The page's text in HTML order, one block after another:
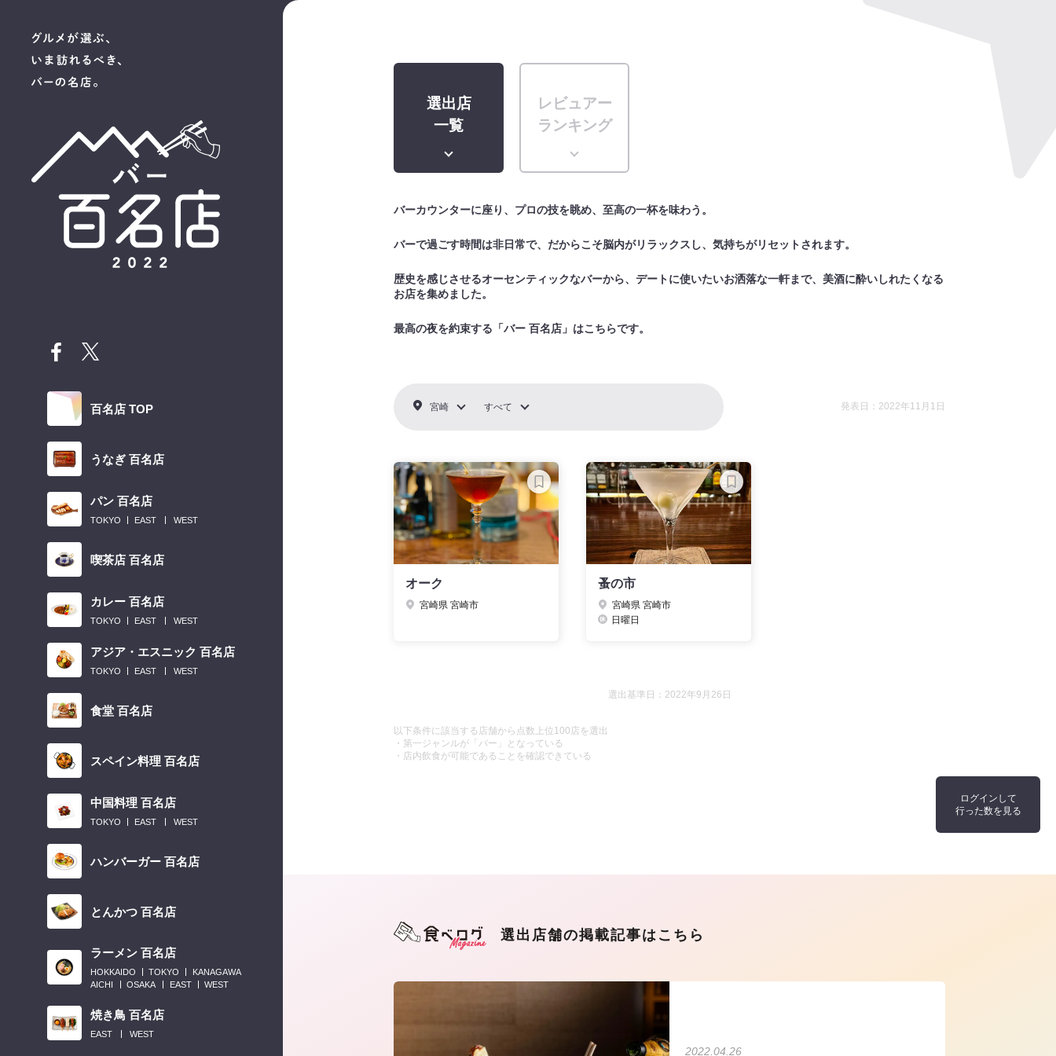
百名店 TOP
うなぎ 百名店
パン 百名店
TOKYO EAST WEST
喫茶店 百名店
カレー 百名店
TOKYO EAST WEST
アジア・エスニック 百名店
TOKYO EAST WEST
食堂 百名店
スペイン料理 百名店
中国料理 百名店
TOKYO EAST WEST
ハンバーガー 百名店
とんかつ 百名店
ラーメン 百名店
HOKKAIDO TOKYO
KANAGAWA
AICHI
OSAKA EAST WEST
焼き鳥 百名店
EAST WEST
選出店
一覧
レビュアー
ランキング
バーカウンターに座り、プロの技を眺め、至高の一杯を味わう。
バーで過ごす時間は非日常で、だからこそ脳内がリラックスし、気持ちがリセットされます。
歴史を感じさせるオーセンティックなバーから、デートに使いたいお洒落な一軒まで、美酒に酔いしれたくなる
お店を集めました。
最高の夜を約束する「バー 百名店」はこちらです。
宮崎 すべて 発表日：2022年11月1日
オーク
宮崎県 宮崎市
蚤の市
宮崎県 宮崎市
日曜日
選出基準日：2022年9月26日
以下条件に該当する店舗から点数上位100店を選出
・第一ジャンルが「バー」となっている
・店内飲食が可能であることを確認できている
ログインして
行った数を見る
選出店舗の掲載記事はこちら
2022.04.26